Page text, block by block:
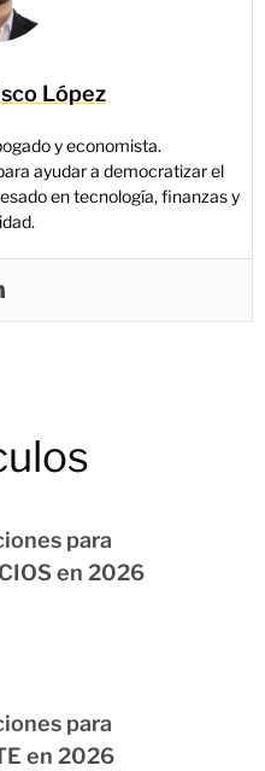
López
y economista.
ayudar a democratizar el
en tecnología, finanzas y
para
en 2026
para
en 2026